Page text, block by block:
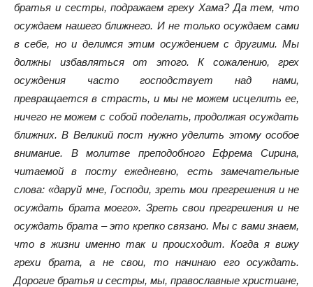
братья и сестры, подражаем греху Хама? Да тем, что
осуждаем нашего ближнего. И не только осуждаем сами
в себе, но и делимся этим осуждением с другими. Мы
должны избавляться от этого. К сожалению, грех
осуждения часто господствует над нами,
превращается в страсть, и мы не можем исцелить ее,
ничего не можем с собой поделать, продолжая осуждать
ближних. В Великий пост нужно уделить этому особое
внимание. В молитве преподобного Ефрема Сирина,
читаемой в посту ежедневно, есть замечательные
слова: «даруй мне, Господи, зреть мои прегрешения и не
осуждать брата моего». Зреть свои прегрешения и не
осуждать брата – это крепко связано. Мы с вами знаем,
что в жизни именно так и происходит. Когда я вижу
грехи брата, а не свои, то начинаю его осуждать.
Дорогие братья и сестры, мы, православные христиане,